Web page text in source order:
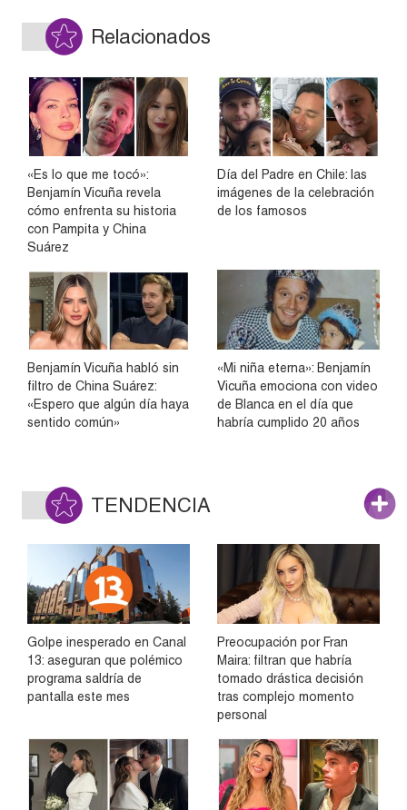
Relacionados
«Es lo que me tocó»:
Benjamín Vicuña revela
cómo enfrenta su historia
con Pampita y China
Suárez
Día del Padre en Chile: las
imágenes de la celebración
de los famosos
Benjamín Vicuña habló sin
filtro de China Suárez:
«Espero que algún día haya
sentido común»
«Mi niña eterna»: Benjamín
Vicuña emociona con video
de Blanca en el día que
habría cumplido 20 años
TENDENCIA
Golpe inesperado en Canal
13: aseguran que polémico
programa saldría de
pantalla este mes
Preocupación por Fran
Maira: filtran que habría
tomado drástica decisión
tras complejo momento
personal